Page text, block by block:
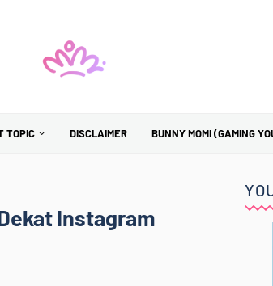
TOPIC DISCLAIMER BUNNY MOMI (GAMING
Instagram